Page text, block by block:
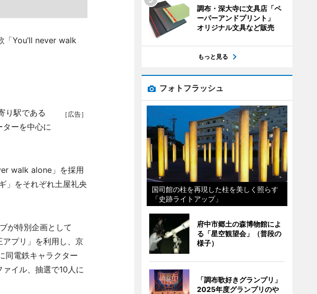
「You’ll never walk
［広告］
り駅である
ーを中心に
walk alone」を採用
」をそれぞれ土屋礼央
が特別企画として
アプリ」を利用し、京
同電鉄キャラクター
イル、抽選で10人に
調布・深大寺に文具店「ペ
ーパーアンドプリント」
オリジナル文具など販売
もっと見る
フォトフラッシュ
国司館の柱を再現した柱を美しく照らす
「史跡ライトアップ」
府中市郷土の森博物館によ
る「星空観望会」（普段の
様子）
「調布歌好きグランプリ」
2025年度グランプリのや